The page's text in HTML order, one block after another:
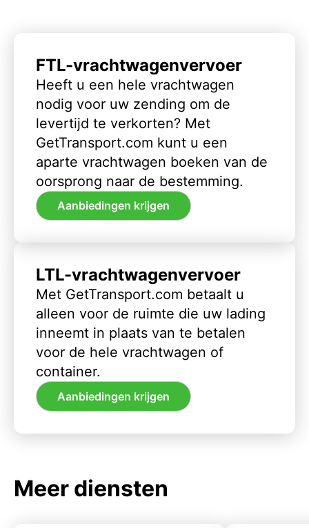
FTL-vrachtwagenvervoer
Heeft u een hele vrachtwagen
nodig voor uw zending om de
levertijd te verkorten? Met
GetTransport.com kunt u een
aparte vrachtwagen boeken van de
oorsprong naar de bestemming.
Aanbiedingen krijgen
LTL-vrachtwagenvervoer
Met GetTransport.com betaalt u
alleen voor de ruimte die uw lading
inneemt in plaats van te betalen
voor de hele vrachtwagen of
container.
Aanbiedingen krijgen
Meer diensten